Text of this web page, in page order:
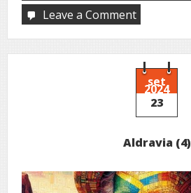
Leave a Commenton
sou
set
2024
23
Aldravia (4)